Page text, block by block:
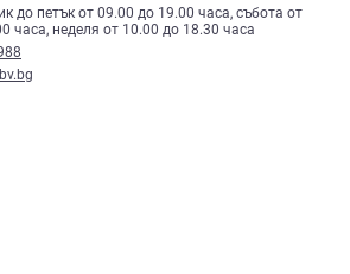
до петък от 09.00 до 19.00 часа, събота от
часа, неделя от 10.00 до 18.30 часа